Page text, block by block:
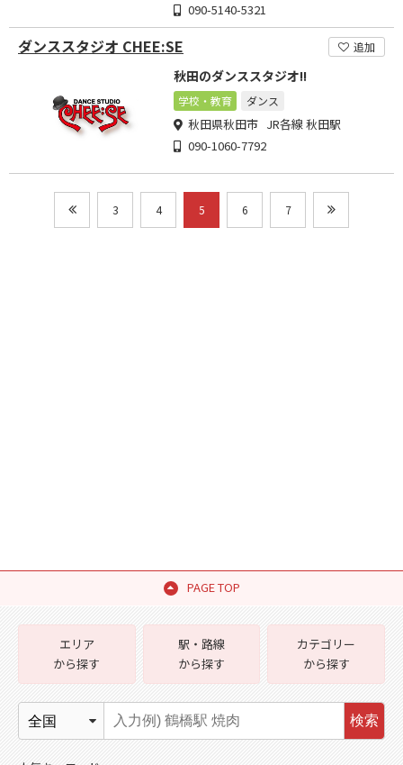
090-5140-5321
ダンススタジオ CHEE:SE 追加
秋田のダンススタジオ!!
学校・教育 ダンス
秋田県秋田市 JR各線 秋田駅
090-1060-7792
3 4 5 6 7
PAGE TOP
エリア
から探す
駅・路線
から探す
カテゴリー
から探す
検索